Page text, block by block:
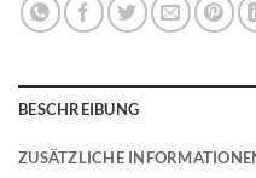
BESCHREIBUNG
ZUSÄTZLICHE